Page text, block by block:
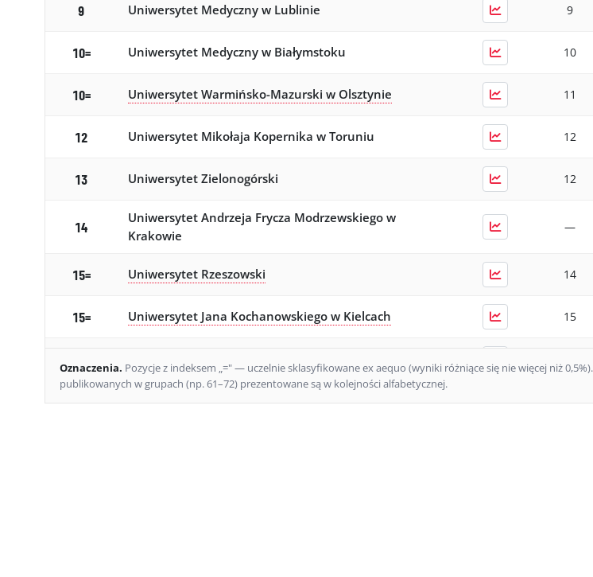
9 Uniwersytet Medyczny w Lublinie 9
10= Uniwersytet Medyczny w Białymstoku 10
10= Uniwersytet Warmińsko-Mazurski w Olsztynie 11
12 Uniwersytet Mikołaja Kopernika w Toruniu 12
13 Uniwersytet Zielonogórski 12
14
Uniwersytet Andrzeja Frycza Modrzewskiego w
Krakowie
—
15= Uniwersytet Rzeszowski 14
15= Uniwersytet Jana Kochanowskiego w Kielcach 15
18 21
Oznaczenia. Pozycje z indeksem „=" — uczelnie sklasyfikowane ex aequo (wyniki różniące się nie więcej niż 0,5%).
publikowanych w grupach (np. 61–72) prezentowane są w kolejności alfabetycznej.